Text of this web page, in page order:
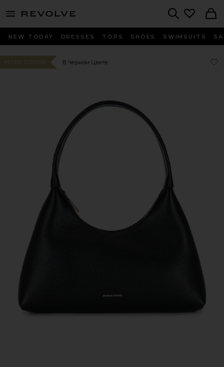
menu - shows more content
NEW TODAY DRESSES TOPS SHOES SWIMSUITS
#32 БЕСТСЕЛЛЕР В Черном Цвете